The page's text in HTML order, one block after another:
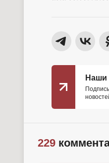
Наши
229